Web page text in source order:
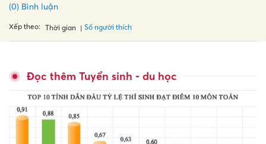
(0) Bình luận
Xếp theo: Thời gian Số người thích
Đọc thêm Tuyển sinh - du học